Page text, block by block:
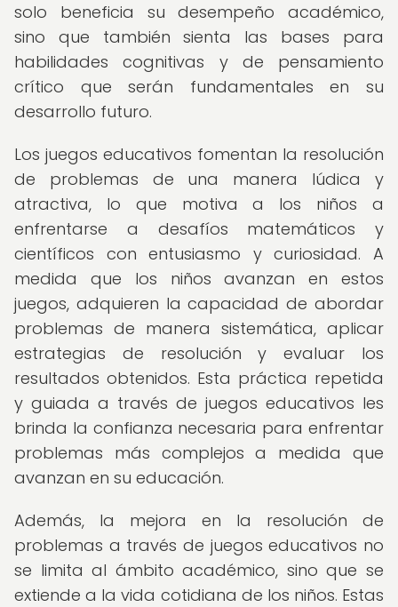
solo beneficia su desempeño académico,
sino que también sienta las bases para
habilidades cognitivas y de pensamiento
crítico que serán fundamentales en su
desarrollo futuro.
Los juegos educativos fomentan la resolución
de problemas de una manera lúdica y
atractiva, lo que motiva a los niños a
enfrentarse a desafíos matemáticos y
científicos con entusiasmo y curiosidad. A
medida que los niños avanzan en estos
juegos, adquieren la capacidad de abordar
problemas de manera sistemática, aplicar
estrategias de resolución y evaluar los
resultados obtenidos. Esta práctica repetida
y guiada a través de juegos educativos les
brinda la confianza necesaria para enfrentar
problemas más complejos a medida que
avanzan en su educación.
Además, la mejora en la resolución de
problemas a través de juegos educativos no
se limita al ámbito académico, sino que se
extiende a la vida cotidiana de los niños. Estas